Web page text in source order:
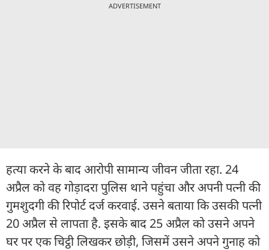
ADVERTISEMENT
हत्या करने के बाद आरोपी सामान्य जीवन जीता रहा. 24
अप्रैल को वह गोड़ादरा पुलिस थाने पहुंचा और अपनी पत्नी की
गुमशुदगी की रिपोर्ट दर्ज करवाई. उसने बताया कि उसकी पत्नी
20 अप्रैल से लापता है. इसके बाद 25 अप्रैल को उसने अपने
घर पर एक चिट्ठी लिखकर छोड़ी, जिसमें उसने अपने गुनाह को